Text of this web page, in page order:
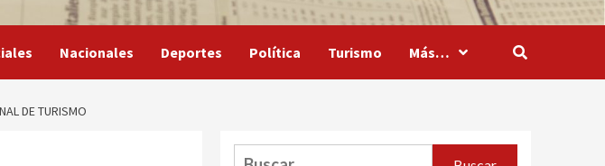
Nacionales Deportes Política Turismo Más…
DE TURISMO
Buscar: